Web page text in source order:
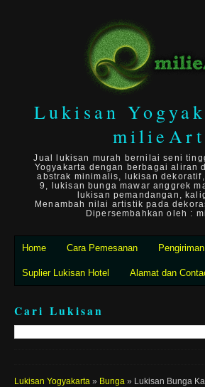
Lukisan
milieArt
Jual lukisan murah bernilai seni
Yogyakarta dengan berbagai aliran
abstrak minimalis, lukisan
9, lukisan bunga mawar anggrek
lukisan pemandangan,
Menambah nilai artistik pada
Dipersembahkan oleh :
Home Cara Pemesanan Pengiriman
Suplier Lukisan Hotel Alamat dan
Cari Lukisan
Lukisan Yogyakarta » Bunga » Lukisan Bunga